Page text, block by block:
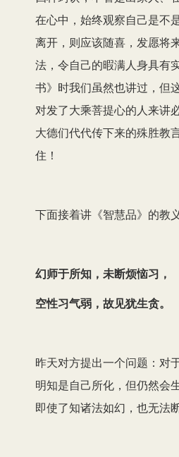
在心中，始终观察自己是不
离开，则应该随喜，发愿将
法，令自己的暇满人身具有
书》时我们虽然也讲过，但
对发了大乘菩提心的人来讲
大德们代代传下来的殊胜教
住！
下面接着讲《智慧品》的教
幻师于所知，未断烦恼习，
空性习气弱，故见犹生贪。
昨天对方提出一个问题：对
明知是自己所化，但仍然会
即使了知诸法如幻，也无法